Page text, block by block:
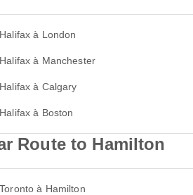
à London
à Manchester
à Calgary
à Boston
Route to Hamilton
à Hamilton